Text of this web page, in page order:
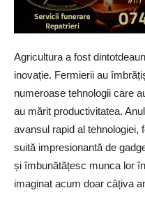
Agricultura a fost
inovație. Fermierii au
numeroase tehnologii care
au mărit productivitatea.
avansul rapid al tehnologiei,
suită impresionantă de
și îmbunătățesc munca lor
imaginat acum doar câțiva